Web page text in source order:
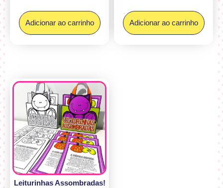
Adicionar ao carrinho Adicionar ao carrinho
Leiturinhas Assombradas!